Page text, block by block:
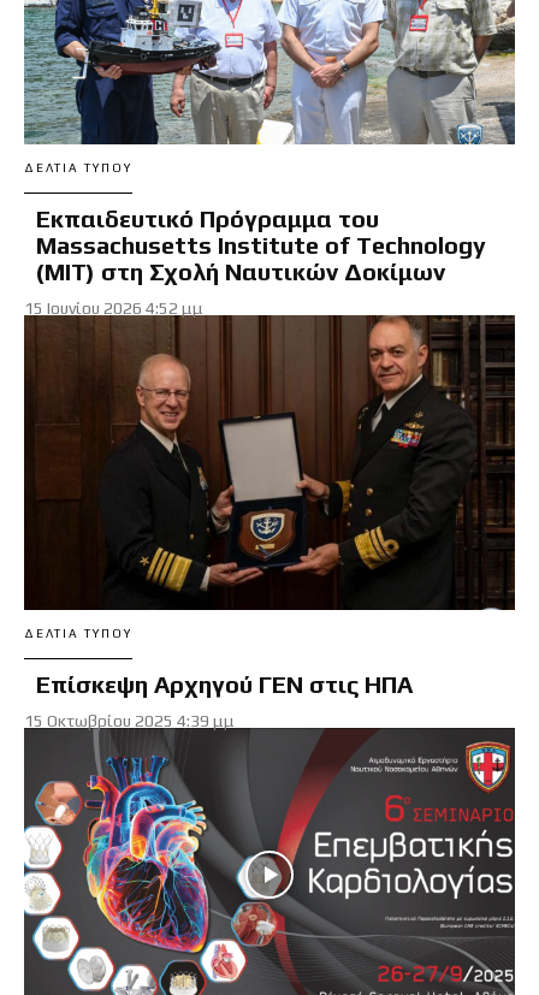
ΔΕΛΤΊΑ ΤΎΠΟΥ
Εκπαιδευτικό Πρόγραμμα του
Massachusetts Institute of Technology
(MIT) στη Σχολή Ναυτικών Δοκίμων
15 Ιουνίου 2026 4:52 μμ
ΔΕΛΤΊΑ ΤΎΠΟΥ
Επίσκεψη Αρχηγού ΓΕΝ στις ΗΠΑ
15 Οκτωβρίου 2025 4:39 μμ